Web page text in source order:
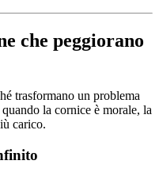
che peggiorano
trasformano un problema
la cornice è morale, la
carico.